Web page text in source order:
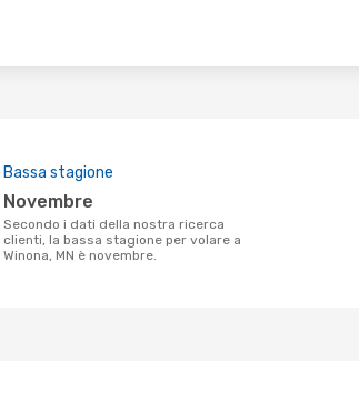
Bassa stagione
novembre
Secondo i dati della nostra ricerca
clienti, la bassa stagione per volare a
Winona, MN è novembre.